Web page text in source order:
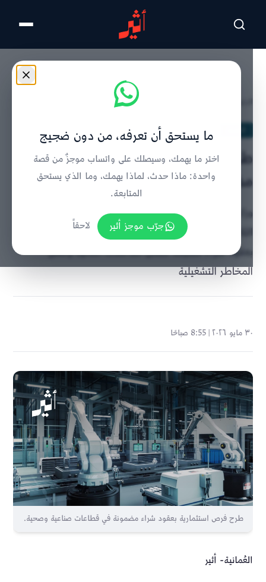
تخطى للمحتوى الرئيسي
طرح فرص استثمارية بعقود شراء
مضمونة في قطاعات صناعية وصحية
وزارة التجارة والصناعة تطرح فرصًا استثمارية في تصنيع
الثلاجات والأقمشة وأجهزة الكمبيوتر والإطارات والتكييف
بعقود شراء مسبقة تضمن التدفقات المالية وتقلل
المخاطر التشغيلية
٣٠ مايو ٢٠٢٦ | 8:55 صباحًا
طرح فرص استثمارية بعقود شراء مضمونة في قطاعات صناعية وصحية.
العُمانية- أثير
ما يستحق أن تعرفه، من دون ضجيج
اختر ما يهمك، وسيصلك على واتساب موجزٌ من قصة
واحدة: ماذا حدث، لماذا يهمك، وما الذي يستحق
المتابعة.
جرّب موجز أثير
لاحقاً